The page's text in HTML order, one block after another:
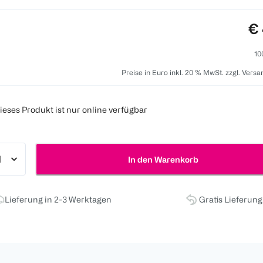
€
Preise in Euro inkl. 20 % MwSt. zzgl.
Produkt ist nur online verfügbar
In den Warenkorb
Lieferung in 2-3 Werktagen Gratis